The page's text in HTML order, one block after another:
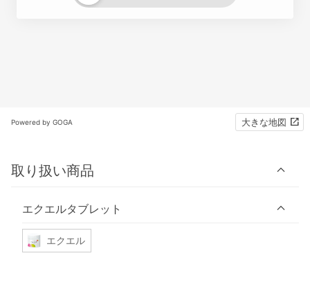
Powered by GOGA 大きな地図
取り扱い商品
エクエルタブレット
エクエル